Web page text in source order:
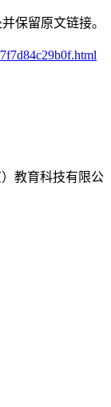
保留原文链接。
教育科技有限公